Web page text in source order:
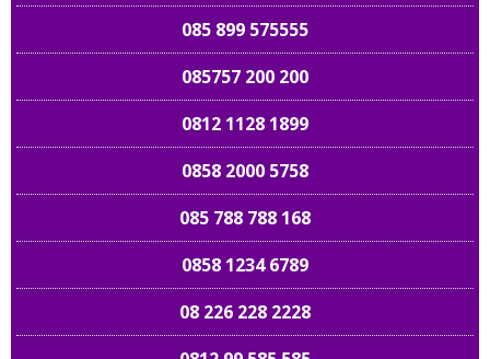
085 899 575555
085757 200 200
0812 1128 1899
0858 2000 5758
085 788 788 168
0858 1234 6789
08 226 228 2228